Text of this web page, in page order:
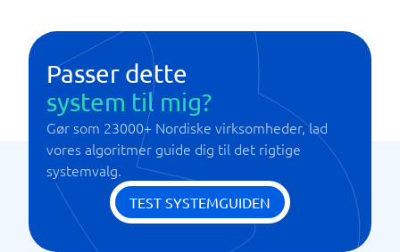
Statistik og analyse
Tilpasningsdygtig brugergrænseflade
Passer dette
system til mig?
Gør som 23000+ Nordiske virksomheder, lad
vores algoritmer guide dig til det rigtige
systemvalg.
TEST SYSTEMGUIDEN